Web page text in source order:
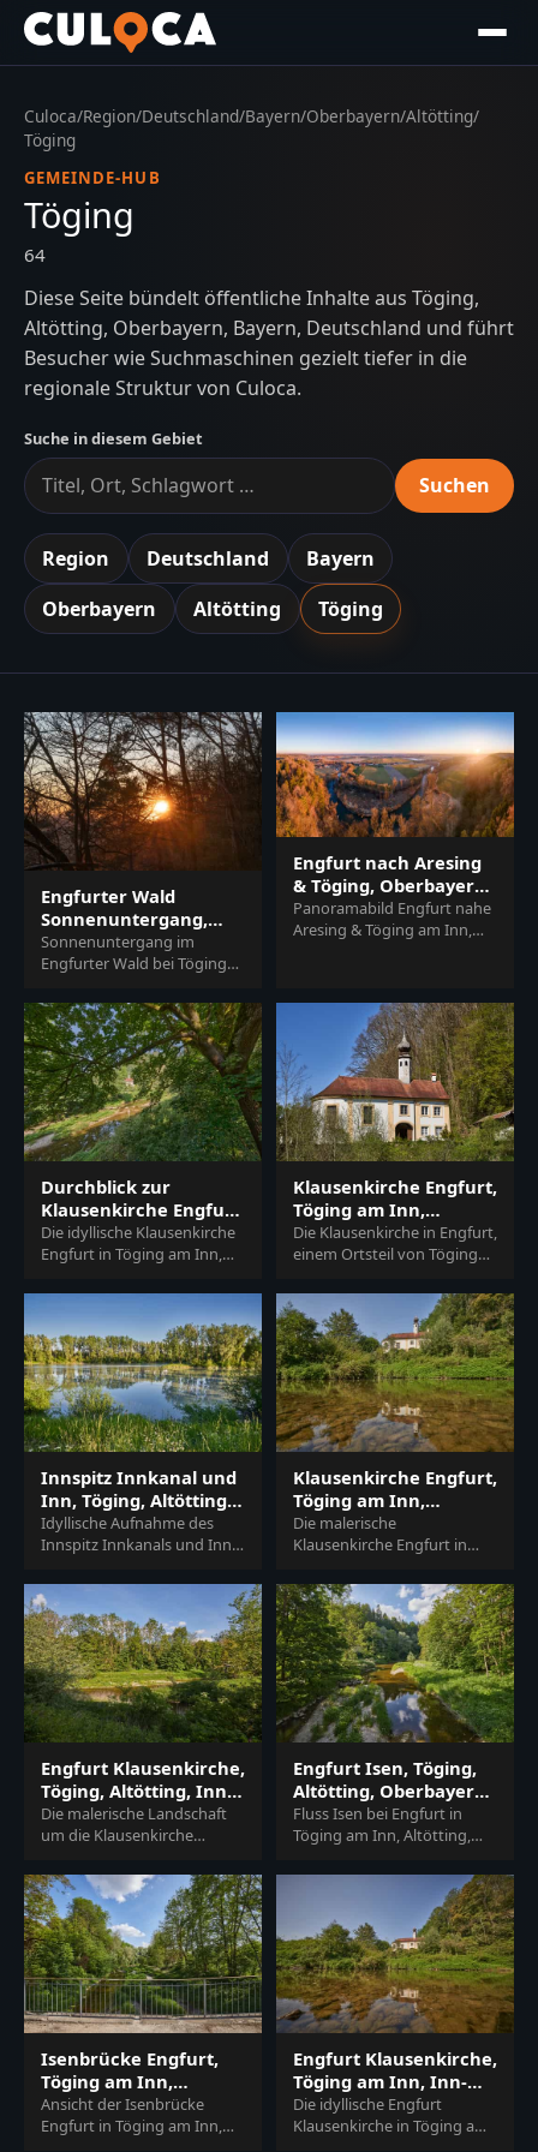
Culoca/Region/Deutschland/Bayern/Oberbayern/Altötting/
Töging
GEMEINDE-HUB
Töging
64
Diese Seite bündelt öffentliche Inhalte aus Töging,
Altötting, Oberbayern, Bayern, Deutschland und führt
Besucher wie Suchmaschinen gezielt tiefer in die
regionale Struktur von Culoca.
Suche in diesem Gebiet
Suchen
Region Deutschland
Bayern
Oberbayern
Altötting Töging
Engfurter Wald
Sonnenuntergang,
Töging, Altötting
Oberbayern
Sonnenuntergang im
Engfurter Wald bei Töging
Erlebe die malerische
Landschaft in der Regio…
Engfurt nach Aresing
& Töging, Oberbayern,
Inn-Salzach
Panoramabild Engfurt nahe
Aresing & Töging am Inn,
Durchblick zur
Klausenkirche Engfurt,
Töging am Inn
Die idyllische Klausenkirche
Engfurt in Töging am Inn,
Oberbayern. Eingebettet in
die reizvolle In…
Klausenkirche Engfurt,
Töging am Inn,
Oberbayern
Die Klausenkirche in Engfurt,
einem Ortsteil von Töging
Altötting, Oberbayern, in
der Region Inn-Sa…
Innspitz Innkanal und
Inn, Töging, Altötting,
Oberbayern
Idyllische Aufnahme des
Innspitz Innkanals und Inns
Landkreis Altötting,
Oberbayern. Naturidylle
der…
Klausenkirche Engfurt,
Töging am Inn,
Altötting, Oberbayern
Die malerische
Klausenkirche Engfurt in
Altötting, Oberbayern,
Region Inn-Salzach,
Deutschland…
Engfurt Klausenkirche,
Töging, Altötting, Inn-
Salzach
Die malerische Landschaft
um die Klausenkirche
im Landkreis Altötting,
Oberbayern, in der Re…
Engfurt Isen, Töging,
Altötting, Oberbayern,
Inn-Salzach
Fluss Isen bei Engfurt in
Töging am Inn, Altötting,
Malerische Naturlandschaft
Isenbrücke Engfurt,
Töging am Inn,
Altötting, Oberbayern
Ansicht der Isenbrücke
Engfurt in Töging am Inn,
Engfurt Klausenkirche,
Töging am Inn, Inn-
Salzach
Die idyllische Engfurt
Klausenkirche in Töging am